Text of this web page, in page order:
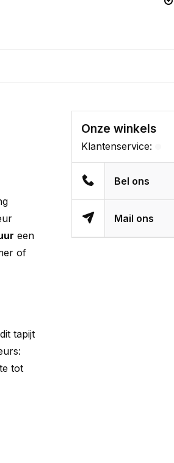
een
of
tapijt
tot
Onze winkels
Klantenservice:
Bel ons
Mail ons